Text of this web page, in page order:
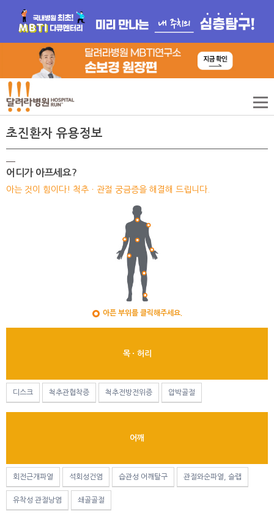
초진환자 유용정보
어디가 아프세요?
아는 것이 힘이다! 척추ㆍ관절 궁금증을 해결해 드립니다.
아픈 부위를 클릭해주세요.
목ㆍ허리
디스크 척추관협착증 척추전방전위증 압박골절
어깨
회전근개파열 석회성건염 습관성 어깨탈구 관절와순파열, 슬랩
유착성 관절낭염 쇄골골절